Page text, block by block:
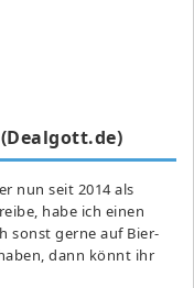
nun seit 2014 als
habe ich einen
sonst gerne auf Bier-
dann könnt ihr